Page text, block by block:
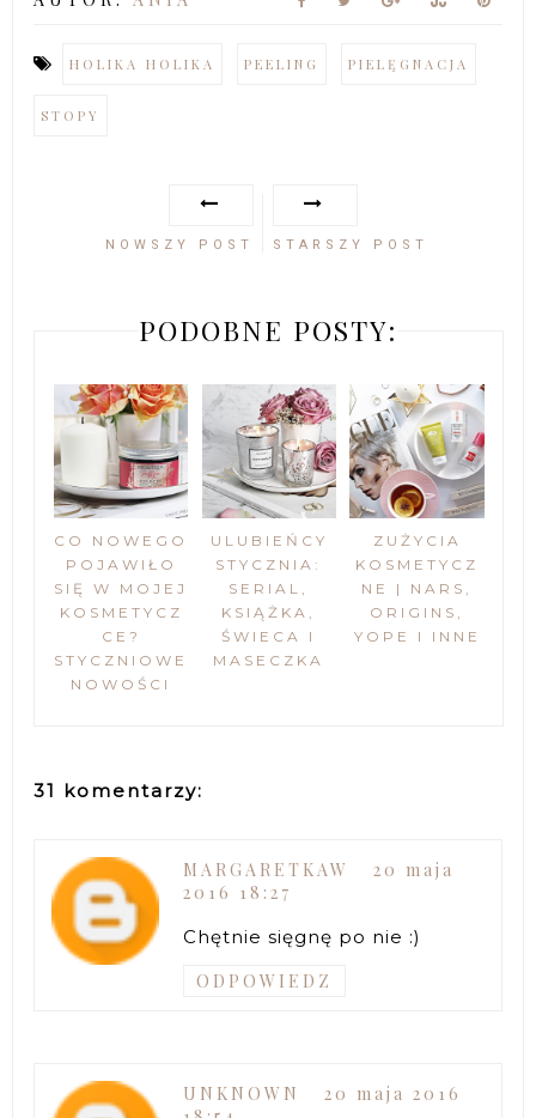
HOLIKA HOLIKA PEELING PIELĘGNACJA
STOPY
NOWSZY POST STARSZY POST
PODOBNE POSTY:
CO NOWEGO
POJAWIŁO
SIĘ W MOJEJ
KOSMETYCZ
CE?
STYCZNIOWE
NOWOŚCI
ULUBIEŃCY
STYCZNIA:
SERIAL,
KSIĄŻKA,
ŚWIECA I
MASECZKA
ZUŻYCIA
KOSMETYCZ
NE | NARS,
ORIGINS,
YOPE I INNE
31 komentarzy:
MARGARETKAW
20 maja
2016 18:27
Chętnie sięgnę po nie :)
ODPOWIEDZ
UNKNOWN
20 maja 2016